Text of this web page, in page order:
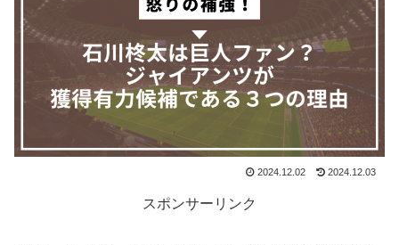
2024.12.02 2024.12.03
スポンサーリンク